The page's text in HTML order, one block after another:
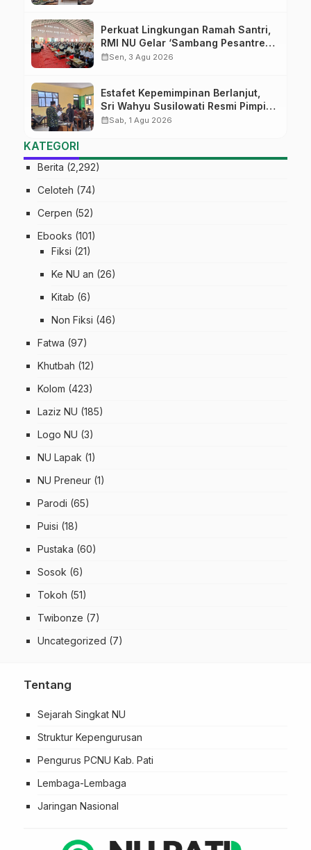
Perkuat Lingkungan Ramah Santri,
RMI NU Gelar ‘Sambang Pesantren’
di Pati
calendar_monthSen, 3 Agu 2026
Estafet Kepemimpinan Berlanjut,
Sri Wahyu Susilowati Resmi Pimpin
MTs Ma’arif Sapuran
calendar_monthSab, 1 Agu 2026
KATEGORI
Berita (2,292)
Celoteh (74)
Cerpen (52)
Ebooks (101)
Fiksi (21)
Ke NU an (26)
Kitab (6)
Non Fiksi (46)
Fatwa (97)
Khutbah (12)
Kolom (423)
Laziz NU (185)
Logo NU (3)
NU Lapak (1)
NU Preneur (1)
Parodi (65)
Puisi (18)
Pustaka (60)
Sosok (6)
Tokoh (51)
Twibonze (7)
Uncategorized (7)
Tentang
Sejarah Singkat NU
Struktur Kepengurusan
Pengurus PCNU Kab. Pati
Lembaga-Lembaga
Jaringan Nasional